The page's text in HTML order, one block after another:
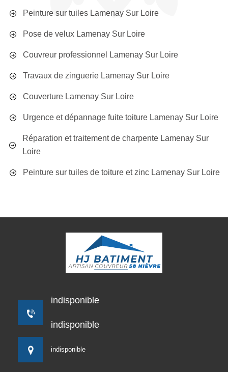
Peinture sur tuiles Lamenay Sur Loire
Pose de velux Lamenay Sur Loire
Couvreur professionnel Lamenay Sur Loire
Travaux de zinguerie Lamenay Sur Loire
Couverture Lamenay Sur Loire
Urgence et dépannage fuite toiture Lamenay Sur Loire
Réparation et traitement de charpente Lamenay Sur
Loire
Peinture sur tuiles de toiture et zinc Lamenay Sur Loire
indisponible
indisponible
indisponible